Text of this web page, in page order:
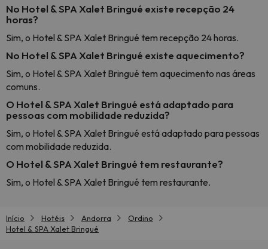
No Hotel & SPA Xalet Bringué existe recepção 24
horas?
Sim, o Hotel & SPA Xalet Bringué tem recepção 24 horas.
No Hotel & SPA Xalet Bringué existe aquecimento?
Sim, o Hotel & SPA Xalet Bringué tem aquecimento nas áreas
comuns.
O Hotel & SPA Xalet Bringué está adaptado para
pessoas com mobilidade reduzida?
Sim, o Hotel & SPA Xalet Bringué está adaptado para pessoas
com mobilidade reduzida.
O Hotel & SPA Xalet Bringué tem restaurante?
Sim, o Hotel & SPA Xalet Bringué tem restaurante.
Início Hotéis Andorra
Ordino
Hotel & SPA Xalet Bringué